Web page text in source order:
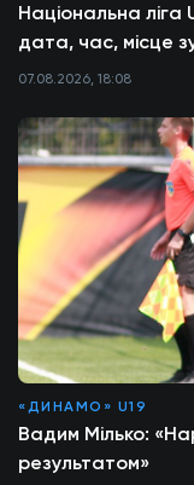
Національна ліга
дата, час, місце
07.08.2026, 18:08
«ДИНАМО» U19
Вадим Мілько:
результатом»